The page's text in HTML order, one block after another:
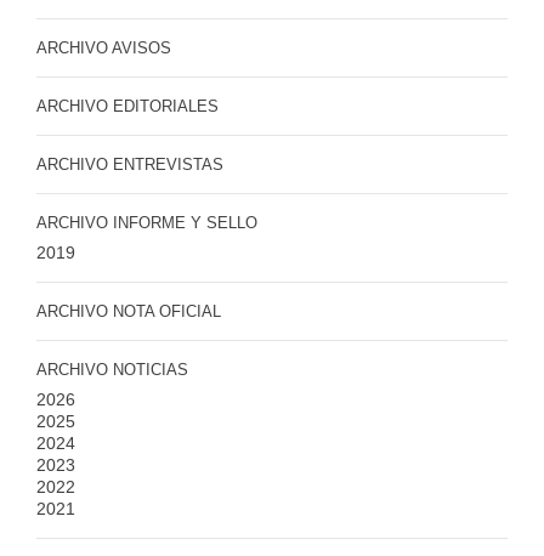
ARCHIVO AVISOS
ARCHIVO EDITORIALES
ARCHIVO ENTREVISTAS
ARCHIVO INFORME Y SELLO
2019
ARCHIVO NOTA OFICIAL
ARCHIVO NOTICIAS
2026
2025
2024
2023
2022
2021